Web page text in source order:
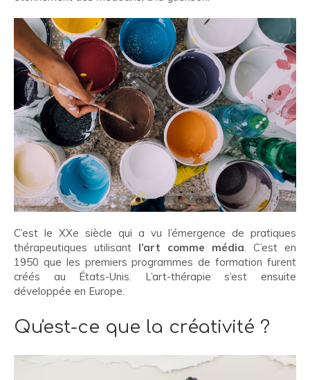
C’est le XXe siècle qui a vu l’émergence de pratiques
thérapeutiques utilisant l’art comme média. C’est en
1950 que les premiers programmes de formation furent
créés au États-Unis. L’art-thérapie s’est ensuite
développée en Europe.
Qu'est-ce que la créativité ?